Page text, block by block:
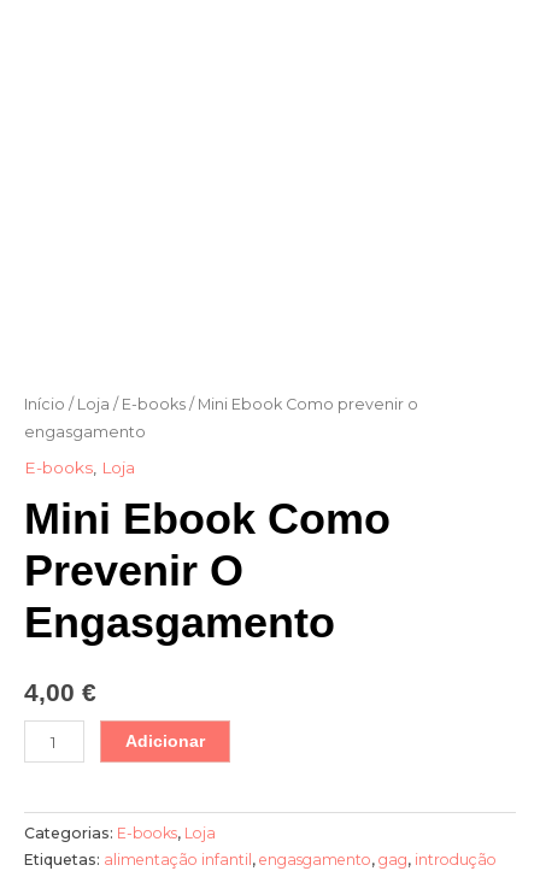
Início / Loja / E-books / Mini Ebook Como prevenir o
engasgamento
E-books, Loja
Mini Ebook Como
Prevenir O
Engasgamento
4,00 €
Adicionar
Categorias: E-books, Loja
Etiquetas: alimentação infantil , engasgamento, gag, introdução